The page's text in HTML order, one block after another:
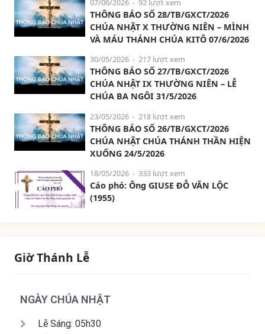
07/06/2026 - 92 lượt xem
THÔNG BÁO SỐ 28/TB/GXCT/2026
CHÚA NHẬT X THƯỜNG NIÊN – MÌNH
VÀ MÁU THÁNH CHÚA KITÔ 07/6/2026
30/05/2026 - 217 lượt xem
THÔNG BÁO SỐ 27/TB/GXCT/2026
CHÚA NHẬT IX THƯỜNG NIÊN – LỄ
CHÚA BA NGÔI 31/5/2026
23/05/2026 - 218 lượt xem
THÔNG BÁO SỐ 26/TB/GXCT/2026
CHÚA NHẬT CHÚA THÁNH THẦN HIỆN
XUỐNG 24/5/2026
18/05/2026 - 333 lượt xem
Cáo phó: Ông GIUSE ĐỖ VĂN LỘC
(1955)
Giờ Thánh Lễ
NGÀY CHÚA NHẬT
Lễ Sáng: 05h30